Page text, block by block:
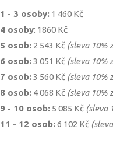
1 - 3 osoby: 1 460 Kč
4 osoby: 1860 Kč
5 osob: 2 543 Kč (sleva 10%
6 osob:3 051 Kč (sleva 10%
7 osob:3 560 Kč (sleva 10%
8 osob: 4 068 Kč (sleva 10%
9 - 10 osob: 5 085 Kč (sleva
11 - 12 osob:6 102 Kč